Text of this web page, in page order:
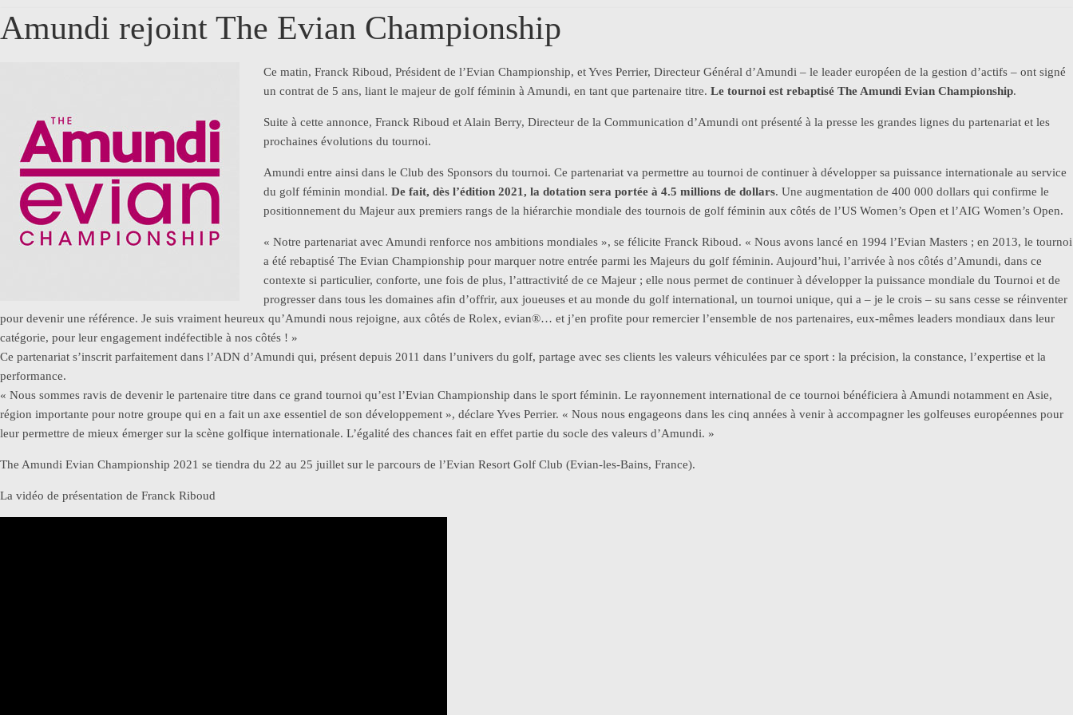
Amundi rejoint The Evian Championship
Ce matin, Franck Riboud, Président de l’Evian Championship, et Yves Perrier, Directeur Général d’Amundi – le leader européen de la gestion d’actifs – ont signé
un contrat de 5 ans, liant le majeur de golf féminin à Amundi, en tant que partenaire titre. Le tournoi est rebaptisé The Amundi Evian Championship.
Suite à cette annonce, Franck Riboud et Alain Berry, Directeur de la Communication d’Amundi ont présenté à la presse les grandes lignes du partenariat et les
prochaines évolutions du tournoi.
Amundi entre ainsi dans le Club des Sponsors du tournoi. Ce partenariat va permettre au tournoi de continuer à développer sa puissance internationale au service
du golf féminin mondial. De fait, dès l’édition 2021, la dotation sera portée à 4.5 millions de dollars. Une augmentation de 400 000 dollars qui confirme le
positionnement du Majeur aux premiers rangs de la hiérarchie mondiale des tournois de golf féminin aux côtés de l’US Women’s Open et l’AIG Women’s Open.
« Notre partenariat avec Amundi renforce nos ambitions mondiales », se félicite Franck Riboud. « Nous avons lancé en 1994 l’Evian Masters ; en 2013, le tournoi
a été rebaptisé The Evian Championship pour marquer notre entrée parmi les Majeurs du golf féminin. Aujourd’hui, l’arrivée à nos côtés d’Amundi, dans ce
contexte si particulier, conforte, une fois de plus, l’attractivité de ce Majeur ; elle nous permet de continuer à développer la puissance mondiale du Tournoi et de
progresser dans tous les domaines afin d’offrir, aux joueuses et au monde du golf international, un tournoi unique, qui a – je le crois – su sans cesse se réinventer
pour devenir une référence. Je suis vraiment heureux qu’Amundi nous rejoigne, aux côtés de Rolex, evian®… et j’en profite pour remercier l’ensemble de nos partenaires, eux-mêmes leaders mondiaux dans leur
catégorie, pour leur engagement indéfectible à nos côtés ! »
Ce partenariat s’inscrit parfaitement dans l’ADN d’Amundi qui, présent depuis 2011 dans l’univers du golf, partage avec ses clients les valeurs véhiculées par ce sport : la précision, la constance, l’expertise et la
performance.
« Nous sommes ravis de devenir le partenaire titre dans ce grand tournoi qu’est l’Evian Championship dans le sport féminin. Le rayonnement international de ce tournoi bénéficiera à Amundi notamment en Asie,
région importante pour notre groupe qui en a fait un axe essentiel de son développement », déclare Yves Perrier. « Nous nous engageons dans les cinq années à venir à accompagner les golfeuses européennes pour
leur permettre de mieux émerger sur la scène golfique internationale. L’égalité des chances fait en effet partie du socle des valeurs d’Amundi. »
The Amundi Evian Championship 2021 se tiendra du 22 au 25 juillet sur le parcours de l’Evian Resort Golf Club (Evian-les-Bains, France).
La vidéo de présentation de Franck Riboud